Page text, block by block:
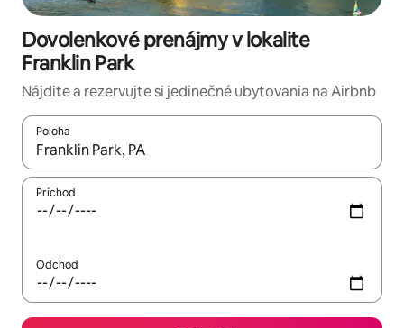
Dovolenkové prenájmy v lokalite
Franklin Park
Nájdite a rezervujte si jedinečné ubytovania na Airbnb
Poloha
Keď budú výsledky k dispozícii, môžete si ich prechádzať
Príchod
Odchod